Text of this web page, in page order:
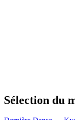
Sélection du